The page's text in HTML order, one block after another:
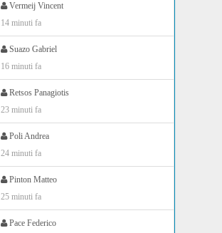
Vermeij Vincent
14 minuti fa
Suazo Gabriel
16 minuti fa
Retsos Panagiotis
23 minuti fa
Poli Andrea
24 minuti fa
Pinton Matteo
25 minuti fa
Pace Federico